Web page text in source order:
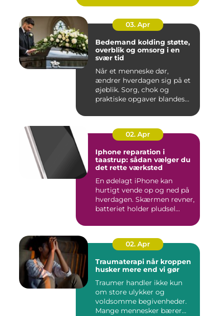
03. Apr
Bedemand kolding støtte,
overblik og omsorg i en
svær tid
Når et menneske dør,
ændrer hverdagen sig på et
øjeblik. Sorg, chok og
praktiske opgaver blandes
02. Apr
Iphone reparation i
taastrup: sådan vælger du
det rette værksted
En ødelagt iPhone kan
hurtigt vende op og ned på
hverdagen. Skærmen revner,
batteriet holder pludsel...
02. Apr
Traumaterapi når kroppen
husker mere end vi gør
Traumer handler ikke kun
om store ulykker og
voldsomme begivenheder.
Mange mennesker bærer